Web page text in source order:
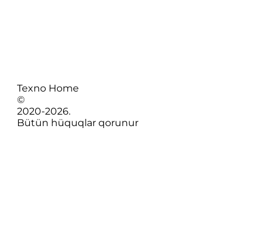
Texno Home
©
2020-2026.
Bütün hüquqlar qorunur